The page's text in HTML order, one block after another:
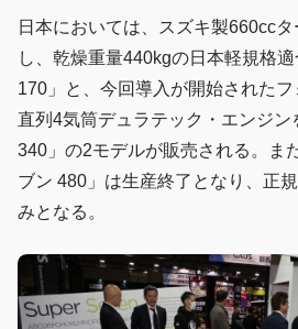
日本においては、スズキ製660cc
し、乾燥重量440kgの日本軽規格
170」と、今回導入が開始された
直列4気筒デュラテック・エンジン
340」の2モデルが販売される。ま
ブン 480」は生産終了となり、正
みとなる。